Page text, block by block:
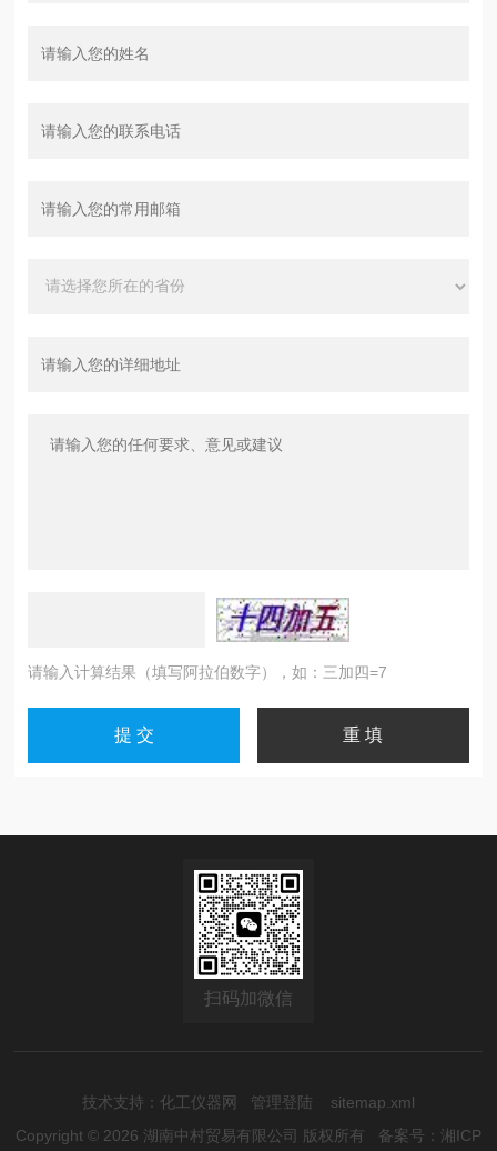
请输入计算结果（填写阿拉伯数字），如：三加四=7
扫码加微信
技术支持： 化工仪器网 管理登陆
sitemap.xml
Copyright © 2026 湖南中村贸易有限公司 版权所有 备案号：湘ICP